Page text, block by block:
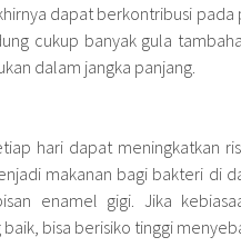
dapat berkontribusi
cukup banyak gula
dalam jangka panjang.
hari dapat meningkatkan
makanan bagi bakteri di
enamel gigi. Jika
bisa berisiko tinggi